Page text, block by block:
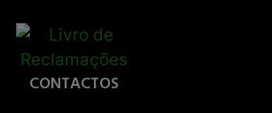
CONTACTOS